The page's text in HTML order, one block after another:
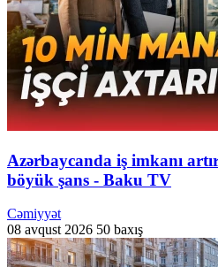
Azərbaycanda iş imkanı
böyük şans - Baku TV
Cəmiyyət
08 avqust 2026 50 baxış